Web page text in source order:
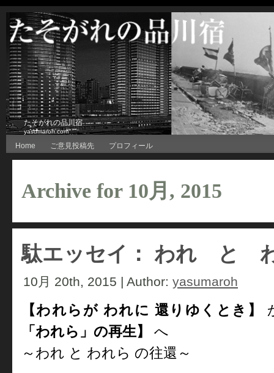
たそがれの品川宿
yasumaroh.com
Home ご意見投稿先 プロフィール
Archive for 10月, 2015
駄エッセイ： われ と
10月 20th, 2015 | Author: yasumaroh
【われらが われに 還りゆくとき】
「われら」の再生】
へ
～われ と われら の往還～